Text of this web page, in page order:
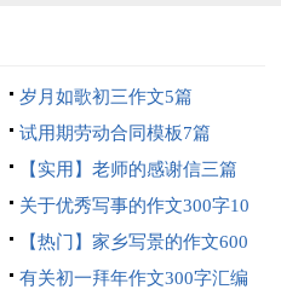
岁月如歌初三作文5篇
试用期劳动合同模板7篇
【实用】老师的感谢信三篇
关于优秀写事的作文300字10
篇 【热门】家乡写景的作文600
字3篇
有关初一拜年作文300字汇编